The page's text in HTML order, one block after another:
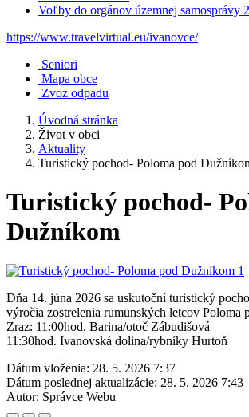
Voľby do orgánov územnej samosprávy
https://www.travelvirtual.eu/ivanovce/
Seniori
Mapa obce
Zvoz odpadu
Úvodná stránka
Život v obci
Aktuality
Turistický pochod- Poloma pod
Turistický pochod-
Dužníkom
Dňa 14. júna 2026 sa uskutoční turistický
výročia zostrelenia rumunských letcov Poloma
Zraz: 11:00hod. Barina/otoč Zábudišová
11:30hod. Ivanovská dolina/rybníky Hurtoň
Dátum vloženia: 28. 5. 2026 7:37
Dátum poslednej aktualizácie: 28. 5. 2026 7:43
Autor: Správce Webu